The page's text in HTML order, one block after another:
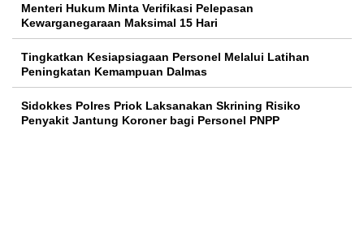
Menteri Hukum Minta Verifikasi Pelepasan
Kewarganegaraan Maksimal 15 Hari
Tingkatkan Kesiapsiagaan Personel Melalui Latihan
Peningkatan Kemampuan Dalmas
Sidokkes Polres Priok Laksanakan Skrining Risiko
Penyakit Jantung Koroner bagi Personel PNPP